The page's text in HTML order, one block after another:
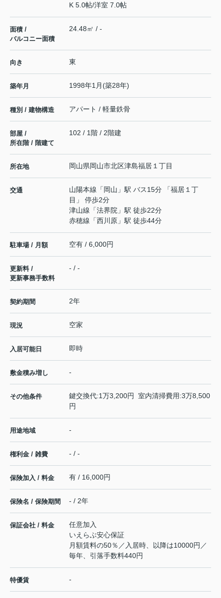
K 5.0帖/洋室 7.0帖
面積 /
バルコニー面積
24.48㎡ / -
向き 東
築年月 1998年1月(築28年)
種別 / 建物構造 アパート / 軽量鉄骨
部屋 /
所在階 / 階建て
102 / 1階 / 2階建
所在地 岡山県岡山市北区津島福居 １丁目
交通 山陽本線 「 岡山 」駅 バス15分 「福居１丁
目」 停歩2分
津山線 「法界院 」駅 徒歩22分
赤穂線 「西川原 」駅 徒歩44分
駐車場 / 月額 空有 / 6,000円
更新料 /
更新事務手数料
- / -
契約期間 2年
現況 空家
入居可能日 即時
敷金積み増し -
その他条件
鍵交換代:1万3,200円 室内清掃費用:3万8,500
円
用途地域 -
権利金 / 雑費 - / -
保険加入 / 料金 有 / 16,000円
保険名 / 保険期間 - / 2年
保証会社 / 料金
任意加入
いえらぶ安心保証
月額賃料の50％／入居時、以降は10000円／
毎年、引落手数料440円
特優賃 -